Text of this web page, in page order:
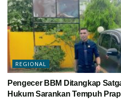
REGIONAL
Pengecer BBM Ditangkap
Hukum Sarankan Tempuh